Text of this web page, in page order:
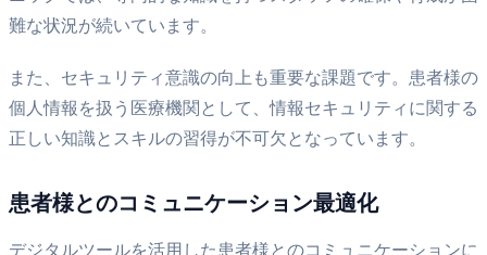
難な状況が続いています。
また、セキュリティ意識の向上も重要な課題です。患者様の
個人情報を扱う医療機関として、情報セキュリティに関する
正しい知識とスキルの習得が不可欠となっています。
患者様とのコミュニケーション最適化
デジタルツールを活用した患者様とのコミュニケーションに